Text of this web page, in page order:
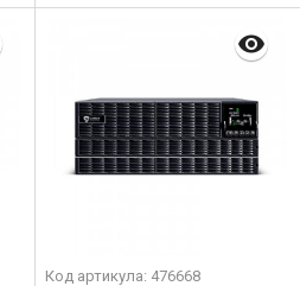
Код артикула: 476668